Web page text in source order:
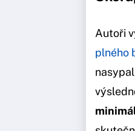
Autoři
plného